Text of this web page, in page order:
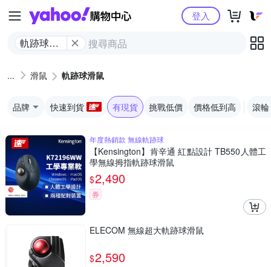
Yahoo購物中心
軌跡球滑
登入
滑鼠 軌跡球滑鼠
品牌 快速到貨 有現貨 挑戰低價 價格低到高 滾輪
年度熱銷款 無線軌跡球
【Kensington】肯辛通 紅點設計 TB550人體工
學無線拇指軌跡球滑鼠
$2,490
券
ELECOM 無線超大軌跡球滑鼠
$2,590